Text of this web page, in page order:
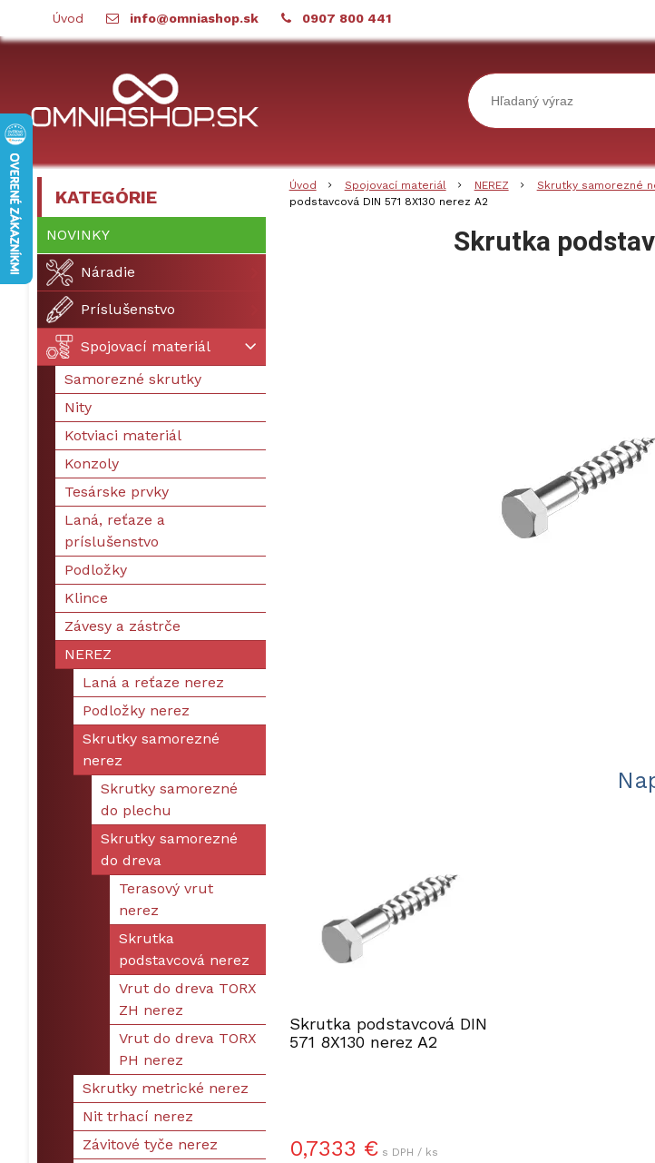
Úvod info@omniashop.sk 0907 800 441
Úvod Spojovací materiál NEREZ Skrutky samorezné
podstavcová DIN 571 8X130 nerez A2
Skrutka
Skrutka podstavcová DIN
571 8X130 nerez A2
0,7333 € s DPH / ks
KATEGÓRIE
NOVINKY
Náradie
Príslušenstvo
Spojovací materiál
Samorezné skrutky
Nity
Kotviaci materiál
Konzoly
Tesárske prvky
Laná, reťaze a
príslušenstvo
Podložky
Klince
Závesy a zástrče
NEREZ
Laná a reťaze nerez
Podložky nerez
Skrutky samorezné
nerez
Skrutky samorezné
do plechu
Skrutky samorezné
do dreva
Terasový vrut
nerez
Skrutka
podstavcová nerez
Vrut do dreva TORX
ZH nerez
Vrut do dreva TORX
PH nerez
Skrutky metrické nerez
Nit trhací nerez
Závitové tyče nerez